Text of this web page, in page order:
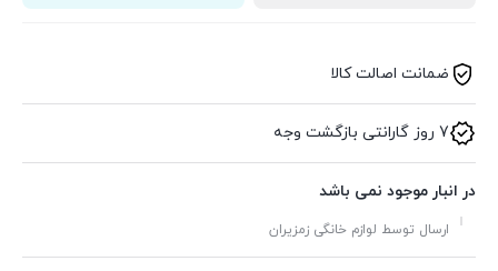
ضمانت اصالت کالا
7 روز گارانتی بازگشت وجه
در انبار موجود نمی باشد
ارسال توسط لوازم خانگی زمزیران